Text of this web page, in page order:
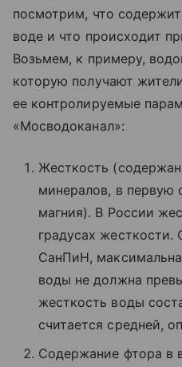
посмотрим, что
воде и что происходит
Возьмем, к примеру,
которую получают
ее контролируемые
«Мосводоканал»:
Жесткость
минералов, в первую
магния). В России
градусах жесткости.
СанПиН,
воды не должна
жесткость воды
считается средней,
Содержание фтора в